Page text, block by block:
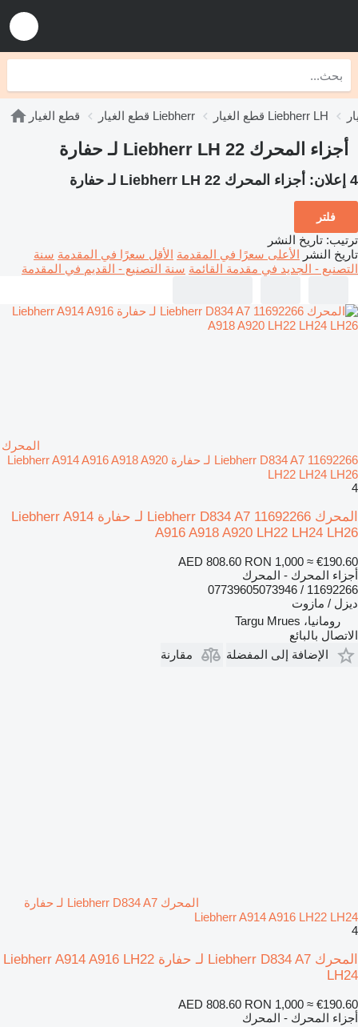
قطع الغيار قطع الغيار Liebherr قطع الغيار Liebherr LH
أجزاء المحرك Liebherr LH 22 لـ حفارة
4 إعلان: أجزاء المحرك Liebherr LH 22 لـ حفارة
فلتر
ترتيب: تاريخ النشر
تاريخ النشر الأعلى سعرًا في المقدمة الأقل سعرًا في المقدمة سنة
التصنيع - الجديد في مقدمة القائمة سنة التصنيع - القديم في المقدمة
المحرك
Liebherr D834 A7 11692266 لـ حفارة Liebherr A914 A916 A918 A920
LH22 LH24 LH26
4
المحرك Liebherr D834 A7 11692266 لـ حفارة Liebherr A914
A916 A918 A920 LH22 LH24 LH26
AED 808.60 RON 1,000 ≈ €190.60
أجزاء المحرك - المحرك
11692266 / 07739605073946
ديزل / مازوت
رومانيا، Targu Mrues
الاتصال بالبائع
الإضافة إلى المفضلة
مقارنة
المحرك Liebherr D834 A7 لـ حفارة
Liebherr A914 A916 LH22 LH24
4
المحرك Liebherr D834 A7 لـ حفارة Liebherr A914 A916 LH22
LH24
AED 808.60 RON 1,000 ≈ €190.60
أجزاء المحرك - المحرك